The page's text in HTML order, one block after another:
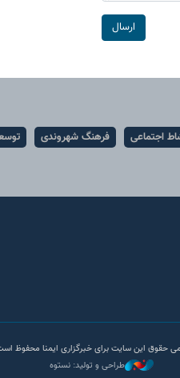
ارسال
اجتماعی فرهنگ شهروندی
حقوق این سایت برای خبرگزاری ایمنا محفوظ
طراحی و تولید: نستوه